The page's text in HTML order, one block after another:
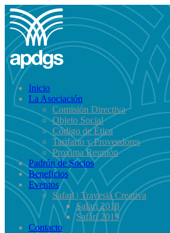
Inicio
La Asociación
Comisión Directiva
Objeto Social
Código de Ética
Tarifario y Proveedores
Proxima Reunión
Padrón de Socios
Beneficios
Eventos
Safari | Travesia Creativa
Safari 2018
Safari 2019
Contacto